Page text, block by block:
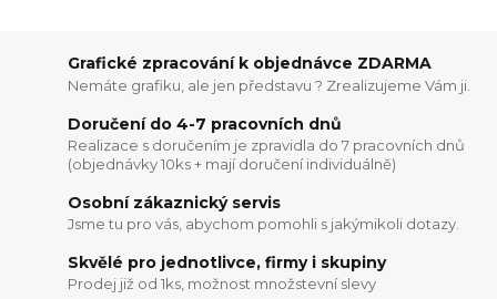
Grafické zpracování k objednávce ZDARMA
Nemáte grafiku, ale jen představu ? Zrealizujeme Vám ji.
Doručení do 4-7 pracovních dnů
Realizace s doručením je zpravidla do 7 pracovních dnů
(objednávky 10ks + mají doručení individuálně)
Osobní zákaznický servis
Jsme tu pro vás, abychom pomohli s jakýmikoli dotazy.
Skvělé pro jednotlivce, firmy i skupiny
Prodej již od 1ks, možnost množstevní slevy